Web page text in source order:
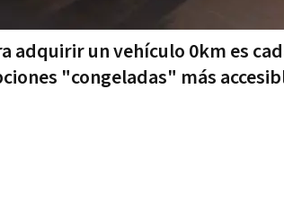
adquirir un vehículo 0km es
"congeladas" más